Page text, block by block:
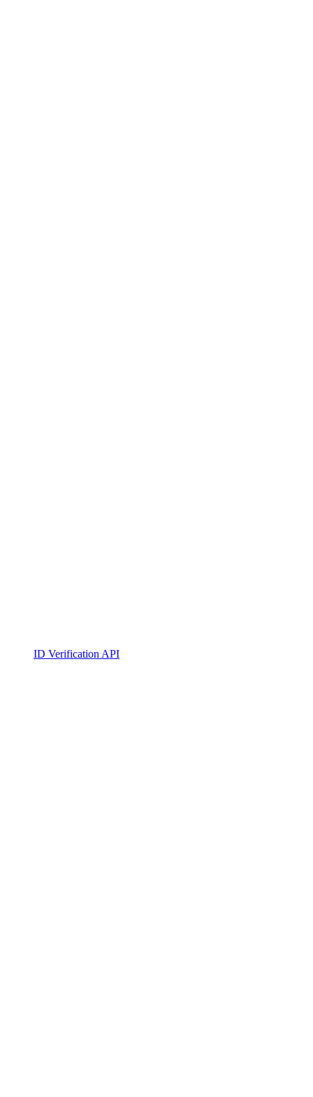
ID Verification API